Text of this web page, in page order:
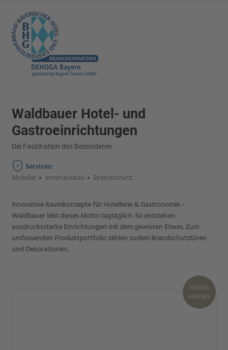
FÖRDER
PARTNER
Waldbauer Hotel- und
Gastroeinrichtungen
Die Faszination des Besonderen
Services:
Mobiliar
Innenausbau Brandschutz
Innovative Raumkonzepte für Hotellerie & Gastronomie –
Waldbauer lebt dieses Motto tagtäglich. So entstehen
ausdrucksstarke Einrichtungen mit dem gewissen Etwas. Zum
umfassenden Produktportfolio zählen zudem Brandschutztüren
und Dekorationen.